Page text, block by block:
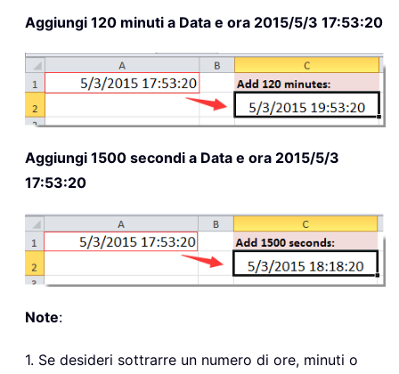
Aggiungi 120 minuti a Data e ora 2015/5/3 17:53:20
Aggiungi 1500 secondi a Data e ora 2015/5/3
17:53:20
Note:
1. Se desideri sottrarre un numero di ore, minuti o